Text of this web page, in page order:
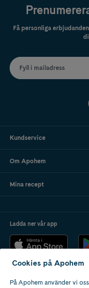
Få personliga
Fyll i mailadress
Kundservice
Om Apohem
Mina recept
Ladda ner vår app
Apotek med tillstånd
Cookies på Apohem
På Apohem använder vi